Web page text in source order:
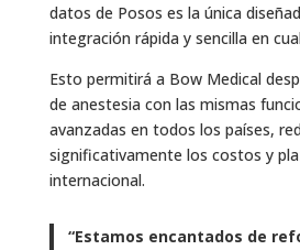
datos de Posos es la única
integración rápida y sencilla en
Esto permitirá a Bow Medical
de anestesia con las mismas
avanzadas en todos los países,
significativamente los costos y
internacional.
“Estamos encantados de